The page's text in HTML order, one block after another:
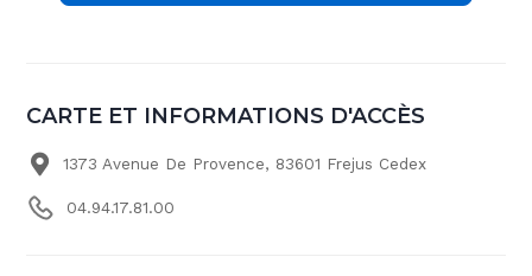
CARTE ET INFORMATIONS D'ACCÈS
1373 Avenue De Provence, 83601 Frejus Cedex
04.94.17.81.00